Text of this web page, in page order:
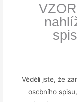
Věděli jste, že
osobního